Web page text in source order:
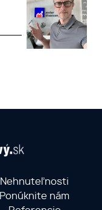
Nehnuteľnosti
Ponúknite nám